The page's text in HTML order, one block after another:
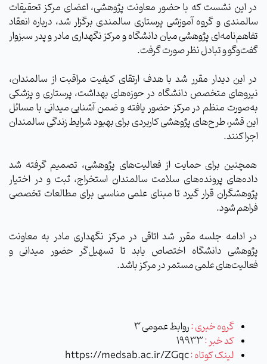
در این نشست که با حضور معاونت پژوهشی، اعضای مرکز تحقیقات
سالمندی و گروه آموزشی پرستاری سالمندی برگزار شد، درباره انعقاد
تفاهم‌نامه‌ای پژوهشی میان دانشگاه و مرکز نگهداری مادر و پدر سبزوار
گفت‌وگو و تبادل نظر صورت گرفت.
در این دیدار مقرر شد با هدف ارتقای کیفیت مراقبت از سالمندان،
نیروهای متخصص دانشگاه در حوزه‌های بهداشت، پرستاری و پزشکی
به‌صورت منظم در مرکز حضور یافته و ضمن آشنایی میدانی با مسائل
این قشر، طرح‌های پژوهشی کاربردی برای بهبود شرایط زندگی سالمندان
اجرا کنند.
همچنین برای حمایت از فعالیت‌های پژوهشی، تصمیم گرفته شد
داده‌های پرونده‌های سلامت سالمندان استخراج، ثبت و در اختیار
پژوهشگران قرار گیرد تا مبنای علمی مناسبی برای مطالعات تخصصی
فراهم شود.
در ادامه جلسه مقرر شد اتاقی در مرکز نگهداری مادر به معاونت
پژوهشی دانشگاه اختصاص یابد تا تسهیل‌گر حضور میدانی و
فعالیت‌های علمی مستمر در مرکز باشد.
گروه خبری :روابط عمومی 3
کد خبر :19933
لینک کوتاه :https://medsab.ac.ir/ZGqc